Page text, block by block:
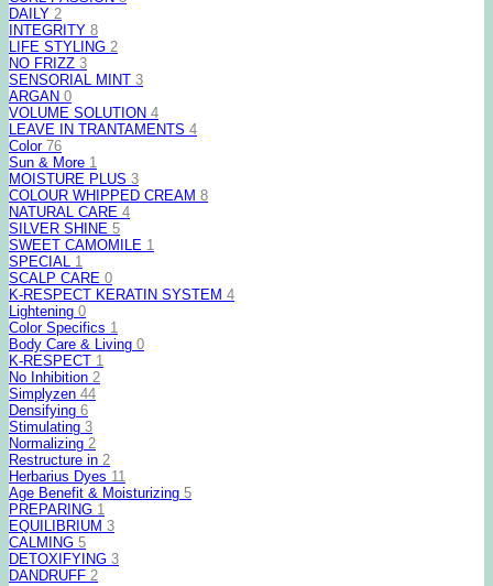
DAILY 2
INTEGRITY 8
LIFE STYLING 2
NO FRIZZ 3
SENSORIAL MINT 3
ARGAN 0
VOLUME SOLUTION 4
LEAVE IN TRANTAMENTS 4
Color 76
Sun & More 1
MOISTURE PLUS 3
COLOUR WHIPPED CREAM 8
NATURAL CARE 4
SILVER SHINE 5
SWEET CAMOMILE 1
SPECIAL 1
SCALP CARE 0
K-RESPECT KERATIN SYSTEM 4
Lightening 0
Color Specifics 1
Body Care & Living 0
K-RESPECT 1
No Inhibition 2
Simplyzen 44
Densifying 6
Stimulating 3
Normalizing 2
Restructure in 2
Herbarius Dyes 11
Age Benefit & Moisturizing 5
PREPARING 1
EQUILIBRIUM 3
CALMING 5
DETOXIFYING 3
DANDRUFF 2